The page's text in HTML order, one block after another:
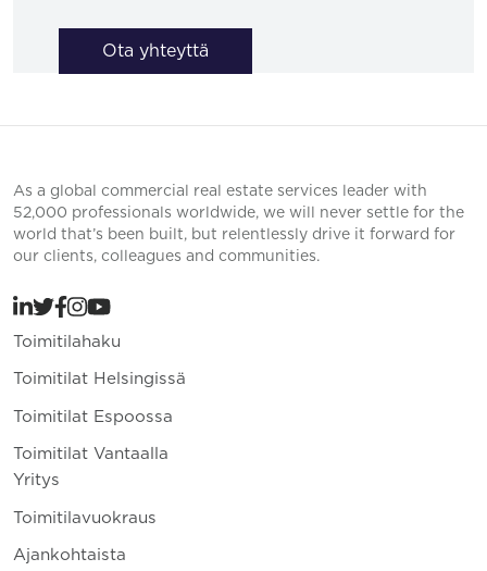
Ota yhteyttä
As a global commercial real estate services leader with
52,000 professionals worldwide, we will never settle for the
world that’s been built, but relentlessly drive it forward for
our clients, colleagues and communities.
Toimitilahaku
Toimitilat Helsingissä
Toimitilat Espoossa
Toimitilat Vantaalla
Yritys
Toimitilavuokraus
Ajankohtaista